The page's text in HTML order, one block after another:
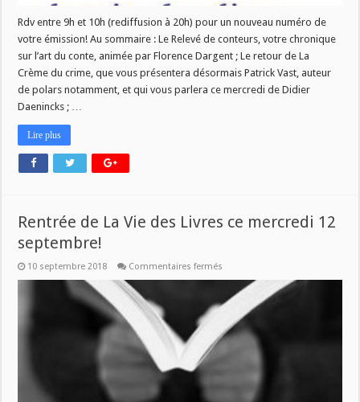
Rdv entre 9h et 10h (rediffusion à 20h) pour un nouveau numéro de
votre émission! Au sommaire : Le Relevé de conteurs, votre chronique
sur l’art du conte, animée par Florence Dargent ; Le retour de La
Crème du crime, que vous présentera désormais Patrick Vast, auteur
de polars notamment, et qui vous parlera ce mercredi de Didier
Daenincks ; …
Lire plus
Rentrée de La Vie des Livres ce mercredi 12
septembre!
10 septembre 2018 Commentaires fermés
La
Vie
des
Livres
ce
mercredi